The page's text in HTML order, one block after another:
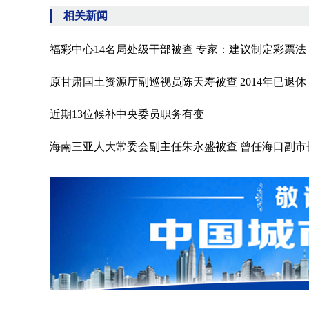
相关新闻
福彩中心14名局处级干部被查 专家：建议制定彩票法
原甘肃国土资源厅副巡视员陈天寿被查 2014年已退休
近期13位候补中央委员职务有变
海南三亚人大常委会副主任朱永盛被查 曾任海口副市